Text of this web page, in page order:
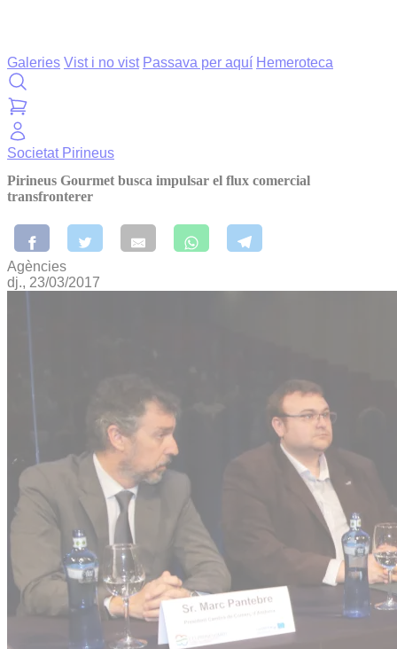
Galeries Vist i no vist Passava per aquí Hemeroteca
Societat Pirineus
Pirineus Gourmet busca impulsar el flux comercial
transfronterer
Agències
dj., 23/03/2017